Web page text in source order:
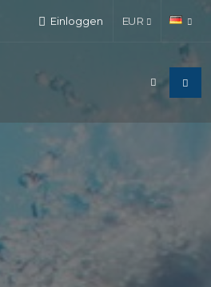
Einloggen EUR